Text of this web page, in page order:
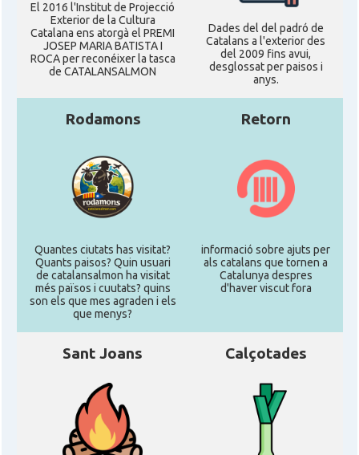
El 2016 l'Institut de Projecció
Exterior de la Cultura
Catalana ens atorgà el PREMI
JOSEP MARIA BATISTA I
ROCA per reconéixer la tasca
de CATALANSALMON
Dades del del padró de
Catalans a l'exterior des
del 2009 fins avui,
desglossat per paisos i
anys.
Rodamons
Quantes ciutats has visitat?
Quants paisos? Quin usuari
de catalansalmon ha visitat
més països i cuutats? quins
son els que mes agraden i els
que menys?
Retorn
informació sobre ajuts per
als catalans que tornen a
Catalunya despres
d'haver viscut fora
Sant Joans Calçotades